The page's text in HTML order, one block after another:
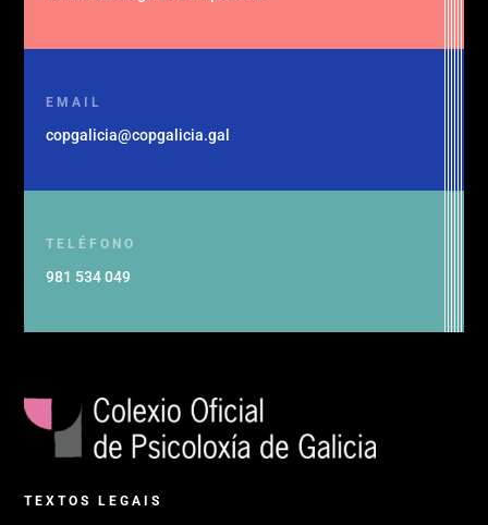
EMAIL
copgalicia@copgalicia.gal
TELÉFONO
981 534 049
TEXTOS LEGAIS